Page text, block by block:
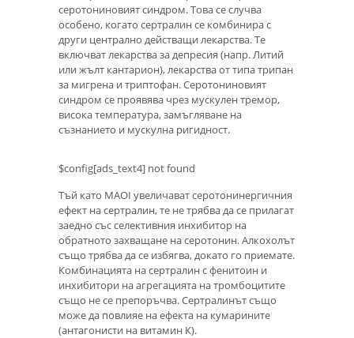
серотониновият синдром. Това се случва
особено, когато сертралин се комбинира с
други централно действащи лекарства. Те
включват лекарства за депресия (напр. Литий
или жълт кантарион), лекарства от типа трипан
за мигрена и триптофан. Серотониновият
синдром се проявява чрез мускулен тремор,
висока температура, замъгляване на
съзнанието и мускулна ригидност.
$config[ads_text4] not found
Тъй като MAOI увеличават серотонинергичния
ефект на сертралин, те не трябва да се прилагат
заедно със селективния инхибитор на
обратното захващане на серотонин. Алкохолът
също трябва да се избягва, докато го приемате.
Комбинацията на сертралин с фенитоин и
инхибитори на агрегацията на тромбоцитите
също не се препоръчва. Сертралинът също
може да повлияе на ефекта на кумарините
(антагонисти на витамин К).